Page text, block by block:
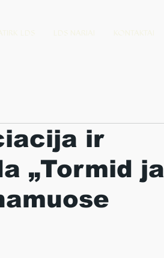
ir
„Tormid ja